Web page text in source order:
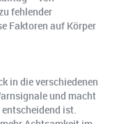
fehlender
Faktoren auf Körper
in die verschiedenen
und macht
ist.